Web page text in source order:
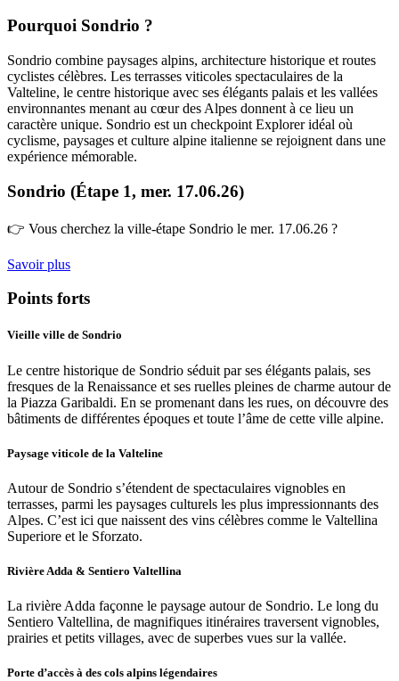
Pourquoi Sondrio ?
Sondrio combine paysages alpins, architecture historique et routes
cyclistes célèbres. Les terrasses viticoles spectaculaires de la
Valteline, le centre historique avec ses élégants palais et les vallées
environnantes menant au cœur des Alpes donnent à ce lieu un
caractère unique. Sondrio est un checkpoint Explorer idéal où
cyclisme, paysages et culture alpine italienne se rejoignent dans une
expérience mémorable.
Sondrio (Étape 1, mer. 17.06.26)
👉 Vous cherchez la ville-étape Sondrio le mer. 17.06.26 ?
Savoir plus
Points forts
Vieille ville de Sondrio
Le centre historique de Sondrio séduit par ses élégants palais, ses
fresques de la Renaissance et ses ruelles pleines de charme autour de
la Piazza Garibaldi. En se promenant dans les rues, on découvre des
bâtiments de différentes époques et toute l’âme de cette ville alpine.
Paysage viticole de la Valteline
Autour de Sondrio s’étendent de spectaculaires vignobles en
terrasses, parmi les paysages culturels les plus impressionnants des
Alpes. C’est ici que naissent des vins célèbres comme le Valtellina
Superiore et le Sforzato.
Rivière Adda & Sentiero Valtellina
La rivière Adda façonne le paysage autour de Sondrio. Le long du
Sentiero Valtellina, de magnifiques itinéraires traversent vignobles,
prairies et petits villages, avec de superbes vues sur la vallée.
Porte d’accès à des cols alpins légendaires